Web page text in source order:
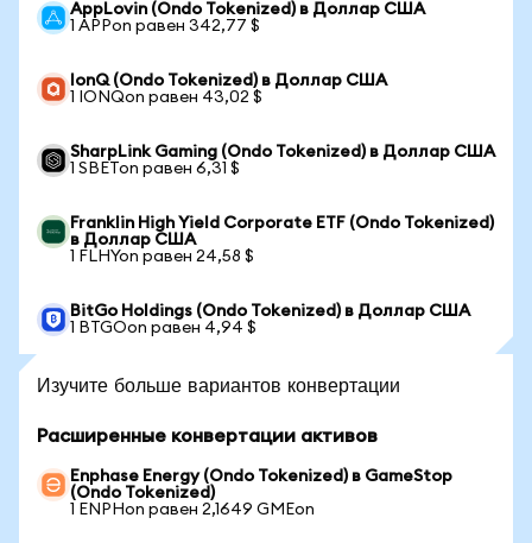
AppLovin (Ondo Tokenized) в Доллар США
1 APPon равен 342,77 $
IonQ (Ondo Tokenized) в Доллар США
1 IONQon равен 43,02 $
SharpLink Gaming (Ondo Tokenized) в Доллар США
1 SBETon равен 6,31 $
Franklin High Yield Corporate ETF (Ondo Tokenized)
в Доллар США
1 FLHYon равен 24,58 $
BitGo Holdings (Ondo Tokenized) в Доллар США
1 BTGOon равен 4,94 $
Изучите больше вариантов конвертации
Расширенные конвертации активов
Enphase Energy (Ondo Tokenized) в GameStop
(Ondo Tokenized)
1 ENPHon равен 2,1649 GMEon